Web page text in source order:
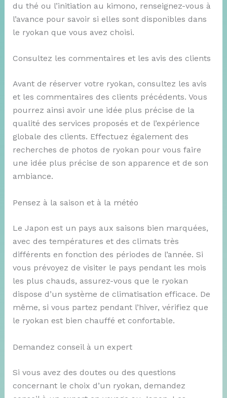
du thé ou l’initiation au kimono, renseignez-vous à
l’avance pour savoir si elles sont disponibles dans
le ryokan que vous avez choisi.
Consultez les commentaires et les avis des clients
Avant de réserver votre ryokan, consultez les avis
et les commentaires des clients précédents. Vous
pourrez ainsi avoir une idée plus précise de la
qualité des services proposés et de l’expérience
globale des clients. Effectuez également des
recherches de photos de ryokan pour vous faire
une idée plus précise de son apparence et de son
ambiance.
Pensez à la saison et à la météo
Le Japon est un pays aux saisons bien marquées,
avec des températures et des climats très
différents en fonction des périodes de l’année. Si
vous prévoyez de visiter le pays pendant les mois
les plus chauds, assurez-vous que le ryokan
dispose d’un système de climatisation efficace. De
même, si vous partez pendant l’hiver, vérifiez que
le ryokan est bien chauffé et confortable.
Demandez conseil à un expert
Si vous avez des doutes ou des questions
concernant le choix d’un ryokan, demandez